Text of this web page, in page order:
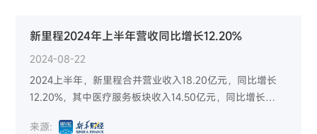
新里程2024年上半年营收同比增长12.20%
2024-08-22
2024上半年，新里程合并营业收入18.20亿元，同比增长
12.20%，其中医疗服务板块收入14.50亿元，同比增长
来源: